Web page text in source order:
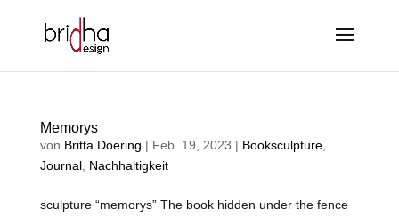
Memorys
von Britta Doering | Feb. 19, 2023 | Booksculpture,
Journal, Nachhaltigkeit
sculpture “memorys” The book hidden under the fence